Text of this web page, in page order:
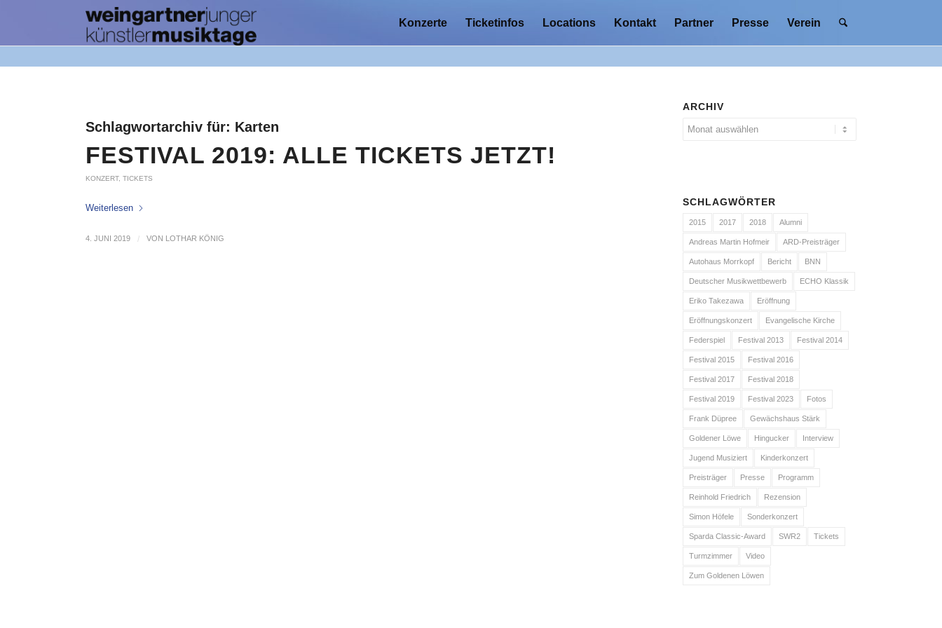
Konzerte Ticketinfos Locations Kontakt Partner Presse Verein
Schlagwortarchiv für: Karten
FESTIVAL 2019: ALLE TICKETS JETZT!
KONZERT, TICKETS
Weiterlesen
4. JUNI 2019 / VON LOTHAR KÖNIG
ARCHIV
SCHLAGWÖRTER
2015 2017 2018 Alumni
Andreas Martin Hofmeir ARD-Preisträger
Autohaus Morrkopf Bericht BNN
Deutscher Musikwettbewerb ECHO Klassik
Eriko Takezawa Eröffnung
Eröffnungskonzert Evangelische Kirche
Federspiel Festival 2013 Festival 2014
Festival 2015 Festival 2016
Festival 2017 Festival 2018
Festival 2019 Festival 2023 Fotos
Frank Düpree Gewächshaus Stärk
Goldener Löwe Hingucker Interview
Jugend Musiziert Kinderkonzert
Preisträger Presse Programm
Reinhold Friedrich Rezension
Simon Höfele Sonderkonzert
Sparda Classic-Award SWR2 Tickets
Turmzimmer Video
Zum Goldenen Löwen